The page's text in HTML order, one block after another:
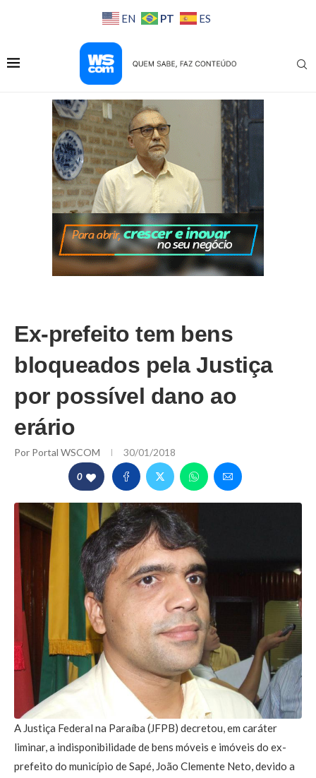
EN PT ES
Ex-prefeito tem bens
bloqueados pela Justiça
por possível dano ao
erário
Por Portal WSCOM 30/01/2018
0
A Justiça Federal na Paraíba (JFPB) decretou, em caráter
liminar, a indisponibilidade de bens móveis e imóveis do ex-
prefeito do município de Sapé, João Clemente Neto, devido a